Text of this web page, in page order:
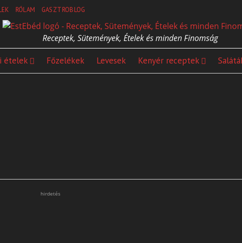
RÓLAM GASZTROBLOG
Receptek, Sütemények, Ételek és minden Finomság
ételek Főzelékek Levesek Kenyér receptek
hirdetés